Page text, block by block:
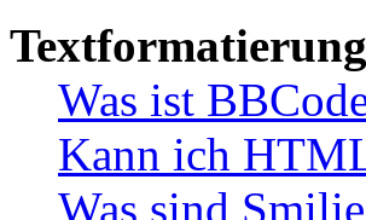
Was ist
Kann ich
Was sind